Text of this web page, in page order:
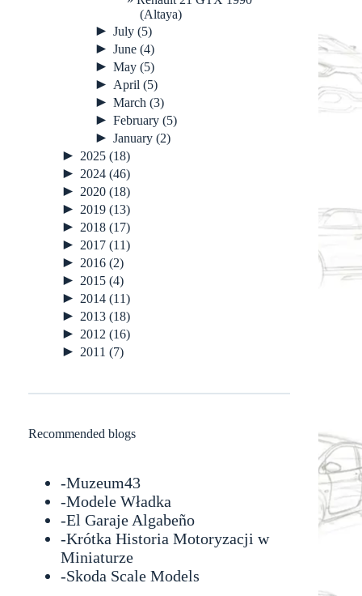
(Altaya)
► July (5)
► June (4)
► May (5)
► April (5)
► March (3)
► February (5)
► January (2)
► 2025 (18)
► 2024 (46)
► 2020 (18)
► 2019 (13)
► 2018 (17)
► 2017 (11)
► 2016 (2)
► 2015 (4)
► 2014 (11)
► 2013 (18)
► 2012 (16)
► 2011 (7)
Recommended blogs
-Muzeum43
-Modele Władka
-El Garaje Algabeño
-Krótka Historia Motoryzacji w
Miniaturze
-Skoda Scale Models